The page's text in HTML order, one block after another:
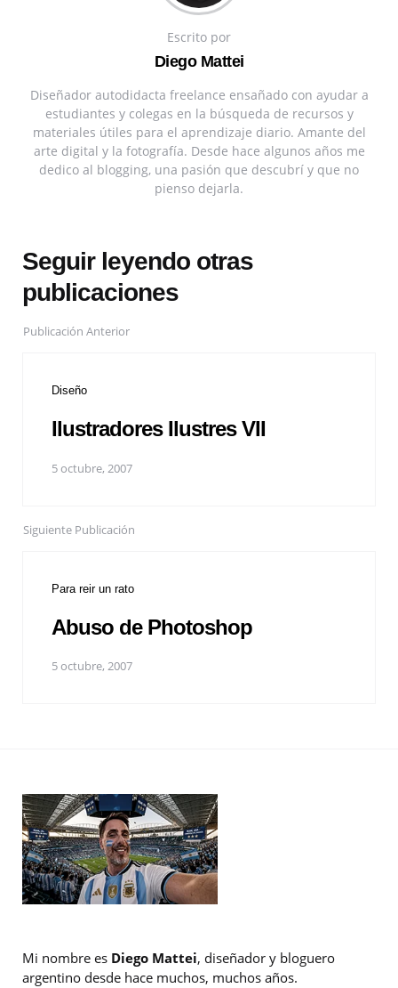
Escrito por
Diego Mattei
Diseñador autodidacta freelance ensañado con ayudar a
estudiantes y colegas en la búsqueda de recursos y
materiales útiles para el aprendizaje diario. Amante del
arte digital y la fotografía. Desde hace algunos años me
dedico al blogging, una pasión que descubrí y que no
pienso dejarla.
Seguir leyendo otras
publicaciones
Publicación Anterior
Diseño
Ilustradores Ilustres VII
5 octubre, 2007
Siguiente Publicación
Para reir un rato
Abuso de Photoshop
5 octubre, 2007
Mi nombre es Diego Mattei, diseñador y bloguero
argentino desde hace muchos, muchos años.